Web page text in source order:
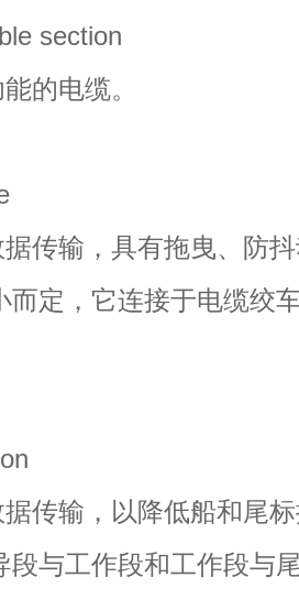
section
的电缆。
传输，具有拖曳、防
而定，它连接于电缆绞
传输，以降低船和尾标
段与工作段和工作段与